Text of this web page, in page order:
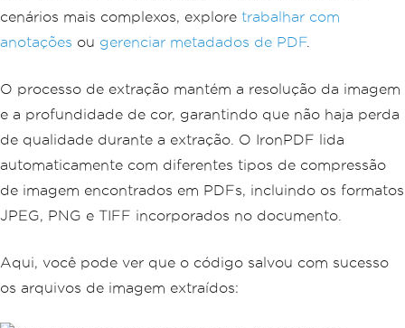
cenários mais complexos, explore trabalhar com
anotações ou gerenciar metadados de PDF.
O processo de extração mantém a resolução da imagem
e a profundidade de cor, garantindo que não haja perda
de qualidade durante a extração. O IronPDF lida
automaticamente com diferentes tipos de compressão
de imagem encontrados em PDFs, incluindo os formatos
JPEG, PNG e TIFF incorporados no documento.
Aqui, você pode ver que o código salvou com sucesso
os arquivos de imagem extraídos: